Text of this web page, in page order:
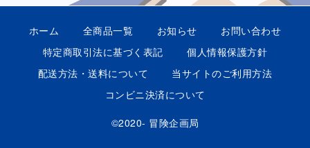
ホーム 全商品一覧 お知らせ
お問い合わせ
特定商取引法に基づく表記
個人情報保護方針
配送方法・送料について
当サイトのご利用方法
コンビニ決済について
©2020- 冒険企画局